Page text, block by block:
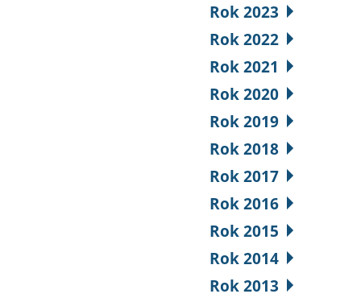
Rok 2023
Rok 2022
Rok 2021
Rok 2020
Rok 2019
Rok 2018
Rok 2017
Rok 2016
Rok 2015
Rok 2014
Rok 2013